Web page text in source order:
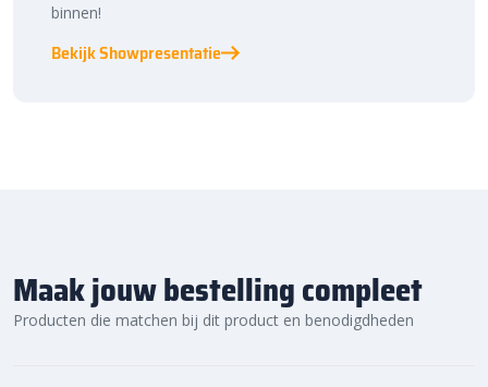
binnen!
Bekijk Showpresentatie
Maak jouw bestelling compleet
Producten die matchen bij dit product en benodigdheden